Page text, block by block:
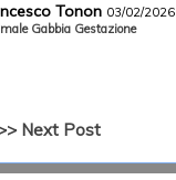
Tonon 03/02/2026
Gabbia Gestazione
Next Post